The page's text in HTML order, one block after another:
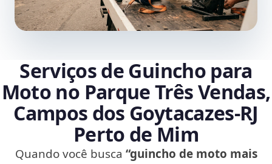
Serviços de Guincho para
Moto no Parque Três Vendas,
Campos dos Goytacazes‑RJ
Perto de Mim
Quando você busca “guincho de moto mais